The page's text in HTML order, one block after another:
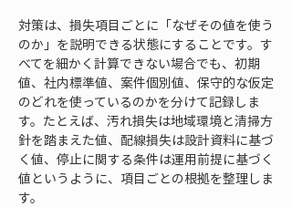
対策は、損失項目ごとに「なぜその値を使う
のか」を説明できる状態にすることです。す
べてを細かく計算できない場合でも、初期
値、社内標準値、案件個別値、保守的な仮定
のどれを使っているのかを分けて記録しま
す。たとえば、汚れ損失は地域環境と清掃方
針を踏まえた値、配線損失は設計資料に基づ
く値、停止に関する条件は運用前提に基づく
値というように、項目ごとの根拠を整理しま
す。